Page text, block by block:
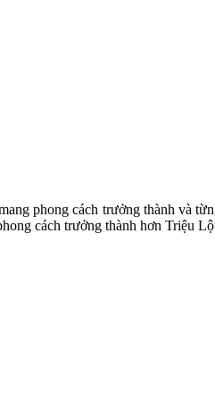
phong cách trưởng thành và
cách trưởng thành hơn Triệu